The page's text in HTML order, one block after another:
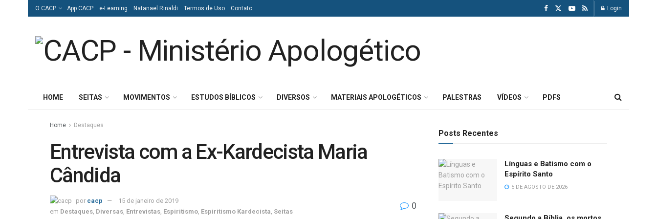
O CACP App CACP e-Learning Natanael Rinaldi Termos de Uso Contato Login
HOME SEITAS MOVIMENTOS ESTUDOS BÍBLICOS DIVERSOS MATERIAIS APOLOGÉTICOS PALESTRAS VÍDEOS PDFS
Home Destaques
Entrevista com a Ex-Kardecista Maria
Cândida
por cacp
15 de janeiro de 2019
em Destaques, Diversas, Entrevistas, Espiritismo, Espiritismo Kardecista, Seitas
0
Posts Recentes
Línguas e Batismo com o
Espírito Santo
5 DE AGOSTO DE 2026